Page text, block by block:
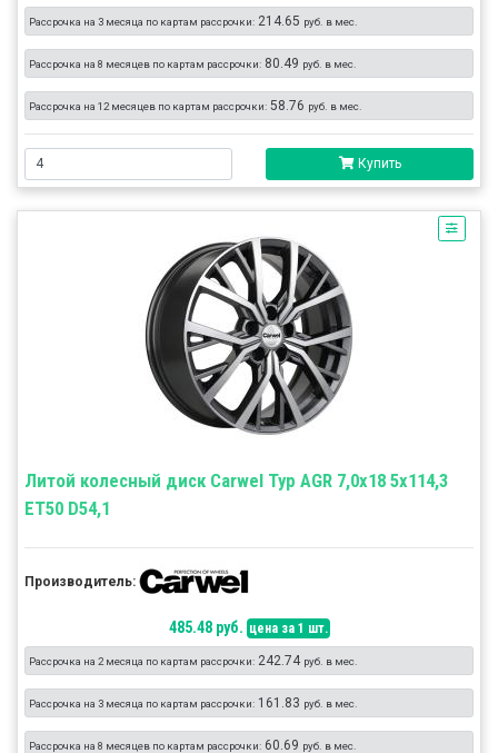
Рассрочка на 3 месяца по картам рассрочки: 214.65 руб. в мес.
Рассрочка на 8 месяцев по картам рассрочки: 80.49 руб. в мес.
Рассрочка на 12 месяцев по картам рассрочки: 58.76 руб. в мес.
Купить
Литой колесный диск Carwel Тур AGR 7,0x18 5x114,3
ET50 D54,1
Производитель:
485.48 руб. цена за 1 шт.
Рассрочка на 2 месяца по картам рассрочки: 242.74 руб. в мес.
Рассрочка на 3 месяца по картам рассрочки: 161.83 руб. в мес.
Рассрочка на 8 месяцев по картам рассрочки: 60.69 руб. в мес.